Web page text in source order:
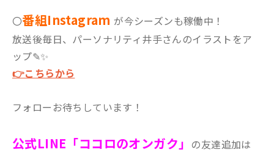
〇番組Instagramが今シーズンも稼働中！
放送後毎日、パーソナリティ井手さんのイラストをア
ップ✎✨
👉こちらから
フォローお待ちしています！
公式LINE「ココロのオンガク」 の友達追加は